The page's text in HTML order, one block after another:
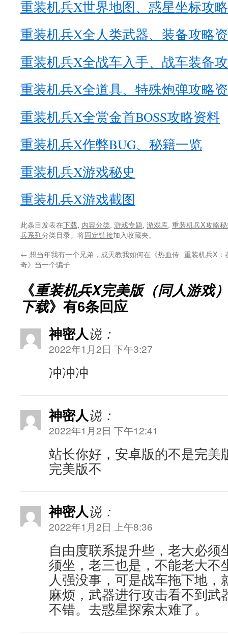
重装机兵X世界地图、惑星坐标攻
重装机兵X全人类武器、装备攻略
重装机兵X全战车入手、战车装备
重装机兵X全道具、特殊炮弹攻略
重装机兵X全赏金首BOSS攻略资料
重装机兵X作弊BUG、秘籍一览
重装机兵X游戏秘史
重装机兵X游戏截图
此条目发表在下载, 内容分类, 游戏专题, 游戏库, 重装机兵X攻略
兵系列分类目录。将固定链接加入收藏夹。
← 想当年我有一个兄弟，成天教我如何在《热血传
奇》当一个骗子
重装机兵X：
《重装机兵X完美版（同人游戏
下载》有6条回应
神密人说：
2022年1月2日 下午3:27
冲冲冲
神密人说：
2022年1月2日 下午12:41
站长你好，安卓版的不是完美
完美版不
神密人说：
2022年1月2日 上午8:36
自由度联系提升些，老大必须
须坐，老三也是，不能老大不
人强没事，可是战车拖下地，
麻烦，武器进行攻击看不到武
不错。去惑星探索太难了。